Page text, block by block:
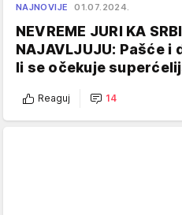
NAJNOVIJE 01.07.2024.
NEVREME JURI KA
NAJAVLJUJU: Pašće i
li se očekuje
Reaguj 14